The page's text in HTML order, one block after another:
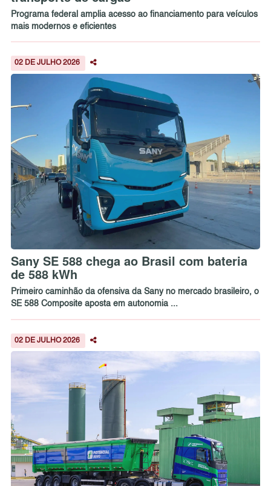
Programa federal amplia acesso ao financiamento para veículos
mais modernos e eficientes
02 DE JULHO 2026
Sany SE 588 chega ao Brasil com bateria
de 588 kWh
Primeiro caminhão da ofensiva da Sany no mercado brasileiro, o
SE 588 Composite aposta em autonomia ...
02 DE JULHO 2026